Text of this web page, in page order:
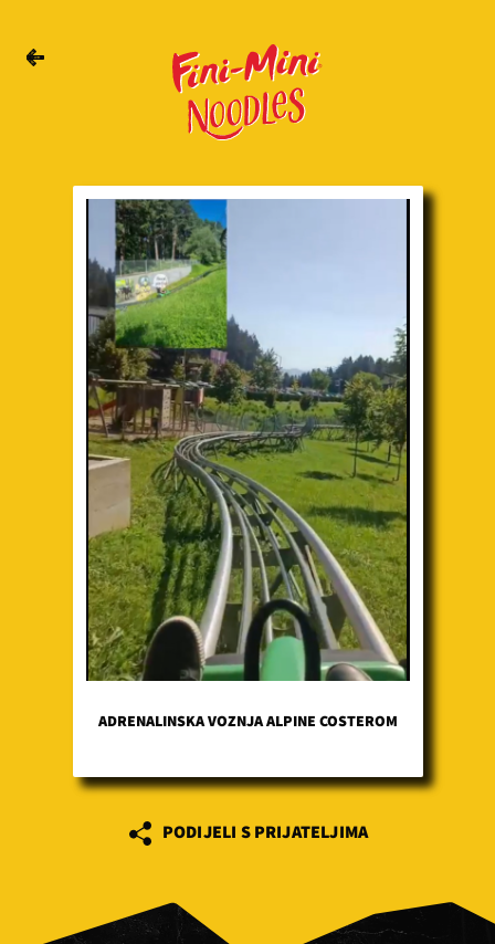
ADRENALINSKA VOZNJA ALPINE COSTEROM
PODIJELI S PRIJATELJIMA